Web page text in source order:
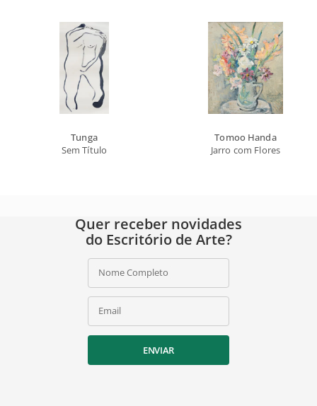
Tunga
Sem Título
Tomoo Handa
Jarro com Flores
Quer receber novidades
do Escritório de Arte?
Nome Completo
Email
ENVIAR